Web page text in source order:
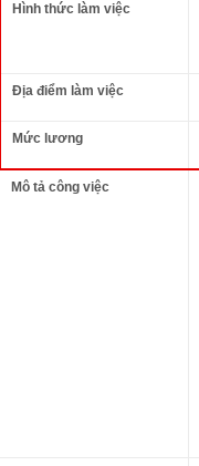
Hình thức làm việc
Địa điểm làm việc
Mức lương
Mô tả công việc